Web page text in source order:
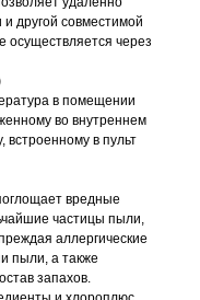
другой совместимой
осуществляется через
в помещении
во внутреннем
встроенному в пульт
вредные
частицы пыли,
аллергические
пыли, а также
запахов.